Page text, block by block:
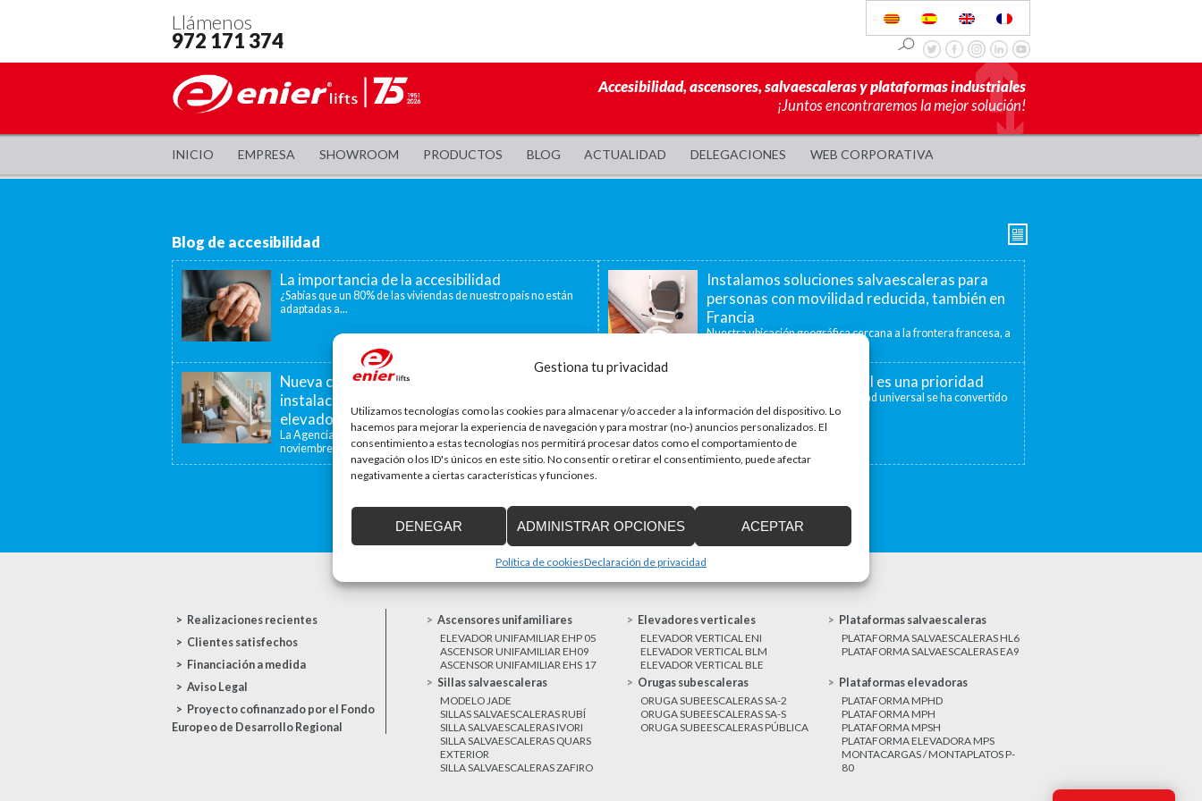
Gestiona tu privacidad
Utilizamos tecnologías como las cookies para almacenar y/o acceder a la información del dispositivo. Lo
hacemos para mejorar la experiencia de navegación y para mostrar (no-) anuncios personalizados. El
consentimiento a estas tecnologías nos permitirá procesar datos como el comportamiento de
navegación o los ID's únicos en este sitio. No consentir o retirar el consentimiento, puede afectar
negativamente a ciertas características y funciones.
ACEPTAR
DENEGAR ADMINISTRAR OPCIONES
Política de cookiesDeclaración de privacidad
Llámenos
972 171 374
Accesibilidad, ascensores, salvaescaleras y plataformas industriales
¡Juntos encontraremos la mejor solución!
INICIO EMPRESA SHOWROOM PRODUCTOS BLOG ACTUALIDAD DELEGACIONES WEB CORPORATIVA
Blog de accesibilidad
La importancia de la accesibilidad
¿Sabías que un 80% de las viviendas de nuestro país no están
adaptadas a...
Instalamos soluciones salvaescaleras para
personas con movilidad reducida, también en
Francia
Nuestra ubicación geográfica cercana a la frontera francesa, a
40 minutos, nos permite ofrecer...
Nueva convocatoria de ayudas para la
instalación de ascensores, plataformas
elevadoras y dispositivos de accesibilidad
La Agencia de la Vivienda de Cataluña aprobó el pasado 15 de
noviembre de...
La accesibilidad universal es una prioridad
En la última década la accesibilidad universal se ha convertido
en una prioridad para...
Realizaciones recientes
Clientes satisfechos
Financiación a medida
Aviso Legal
Proyecto cofinanzado por el Fondo
Europeo de Desarrollo Regional
Ascensores unifamiliares
ELEVADOR UNIFAMILIAR EHP 05
ASCENSOR UNIFAMILIAR EH09
ASCENSOR UNIFAMILIAR EHS 17
Elevadores verticales
ELEVADOR VERTICAL ENI
ELEVADOR VERTICAL BLM
ELEVADOR VERTICAL BLE
Plataformas salvaescaleras
PLATAFORMA SALVAESCALERAS HL6
PLATAFORMA SALVAESCALERAS EA9
Sillas salvaescaleras
MODELO JADE
SILLAS SALVAESCALERAS RUBÍ
SILLA SALVAESCALERAS IVORI
SILLA SALVAESCALERAS QUARS
EXTERIOR
SILLA SALVAESCALERAS ZAFIRO
Orugas subescaleras
ORUGA SUBEESCALERAS SA-2
ORUGA SUBEESCALERAS SA-S
ORUGA SUBEESCALERAS PÚBLICA
Plataformas elevadoras
PLATAFORMA MPHD
PLATAFORMA MPH
PLATAFORMA MPSH
PLATAFORMA ELEVADORA MPS
MONTACARGAS / MONTAPLATOS P-
80